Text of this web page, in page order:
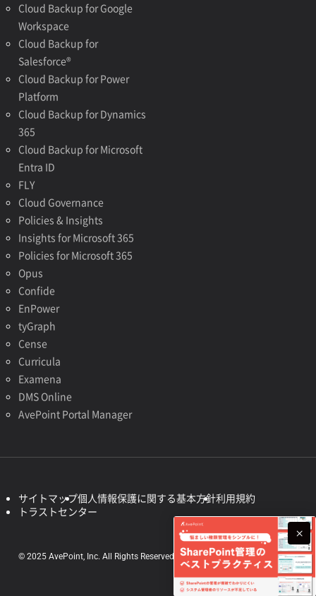
Cloud Backup for Google
Workspace
Cloud Backup for
Salesforce®
Cloud Backup for Power
Platform
Cloud Backup for Dynamics
365
Cloud Backup for Microsoft
Entra ID
FLY
Cloud Governance
Policies & Insights
Insights for Microsoft 365
Policies for Microsoft 365
Opus
Confide
EnPower
tyGraph
Cense
Curricula
Examena
DMS Online
AvePoint Portal Manager
サイトマップ個人情報保護に関する基本方針利用規約
トラストセンター
© 2025 AvePoint, Inc. All Rights Reserved.